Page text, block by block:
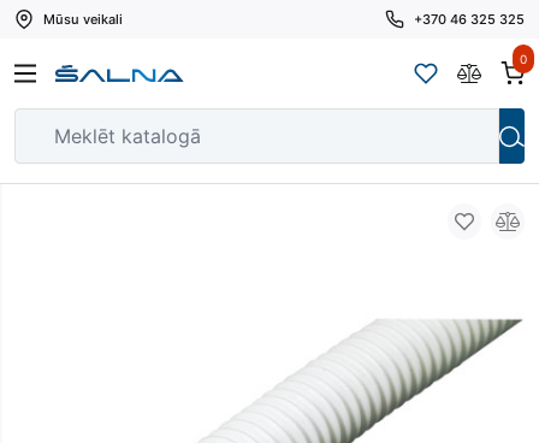
Mūsu veikali +370 46 325 325
0